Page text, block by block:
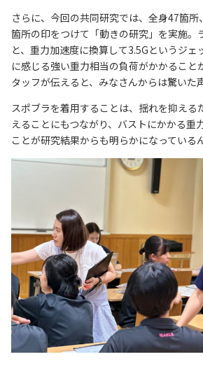
さらに、今回の共同研究では、全身47箇
箇所の印をつけて「動きの研究」を実施。
と、重力加速度に換算して3.5Gというジェ
に感じる強い重力相当の負荷がかかること
タッフが伝えると、みなさんからは驚いた
スポブラを着用することは、揺れを抑える
えることにもつながり、バストにかかる重
ことが研究結果からも明らかになっている